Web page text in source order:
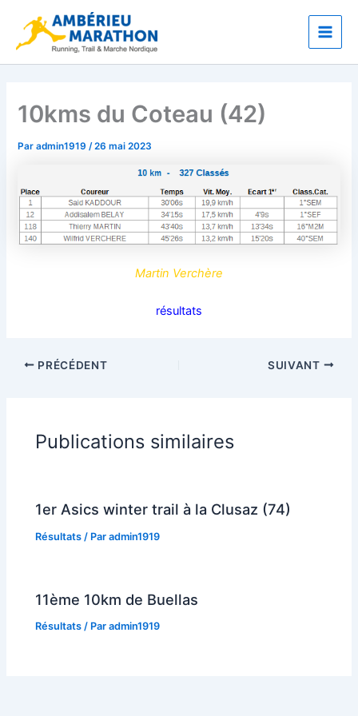
contenu
Main
10kms du Coteau (42)
Paradmin1919/26 mai 2023
Martin Verchère
résultats
PRÉCÉDENT SUIVANT
Publications similaires
1er Asics winter trail à la Clusaz (74)
Résultats / Paradmin1919
11ème 10km de Buellas
Résultats / Paradmin1919